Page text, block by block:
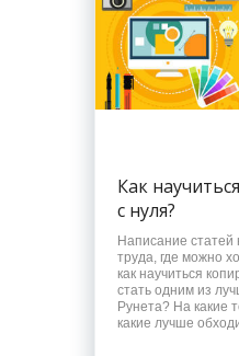
Как
с нуля?
Написание
труда, где можно
как научиться
стать одним из
Рунета? На какие
какие лучше